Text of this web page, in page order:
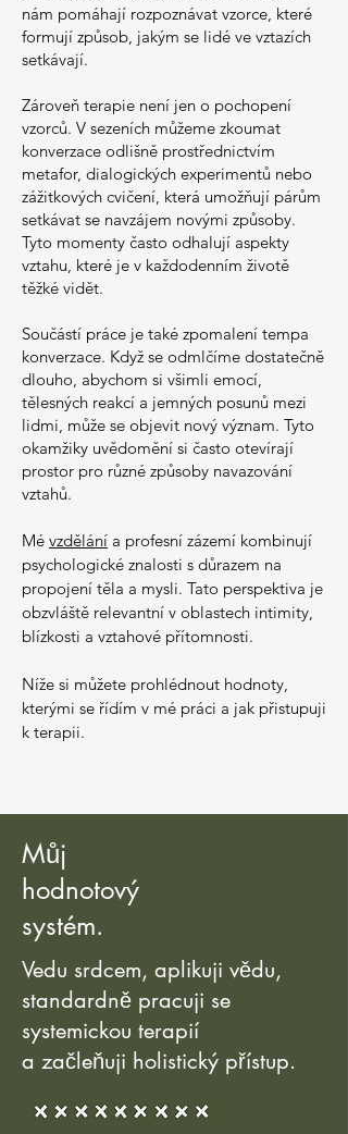
nám pomáhají rozpoznávat vzorce, které
formují způsob, jakým se lidé ve vztazích
setkávají.
Zároveň terapie není jen o pochopení
vzorců. V sezeních můžeme zkoumat
konverzace odlišně prostřednictvím
metafor, dialogických experimentů nebo
zážitkových cvičení, která umožňují párům
setkávat se navzájem novými způsoby.
Tyto momenty často odhalují aspekty
vztahu, které je v každodenním životě
těžké vidět.
Součástí práce je také zpomalení tempa
konverzace. Když se odmlčíme dostatečně
dlouho, abychom si všimli emocí,
tělesných reakcí a jemných posunů mezi
lidmi, může se objevit nový význam. Tyto
okamžiky uvědomění si často otevírají
prostor pro různé způsoby navazování
vztahů.
Mé vzdělání a profesní zázemí kombinují
psychologické znalosti s důrazem na
propojení těla a mysli. Tato perspektiva je
obzvláště relevantní v oblastech intimity,
blízkosti a vztahové přítomnosti.
Níže si můžete prohlédnout hodnoty,
kterými se řídím v mé práci a jak přistupuji
k terapii.
Můj
hodnotový
systém.
Vedu srdcem, aplikuji vědu,
standardně pracuji se
systemickou terapií
a začleňuji holistický přístup.